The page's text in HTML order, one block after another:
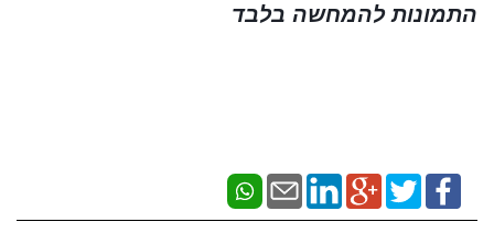
התמונות להמחשה בלבד